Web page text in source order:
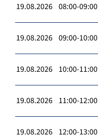
19.08.2026 08:00-09:00
19.08.2026 09:00-10:00
19.08.2026 10:00-11:00
19.08.2026 11:00-12:00
19.08.2026 12:00-13:00